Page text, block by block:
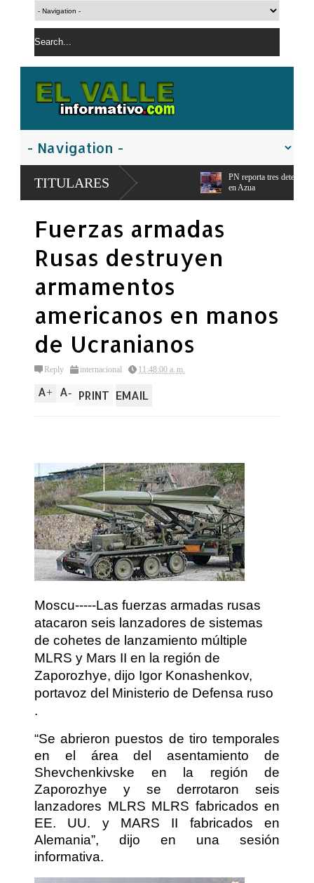
TITULARES
PN reporta tres detenidos y ocupación de armas y
tenga dinero
Fuerzas armadas
Rusas destruyen
armamentos
americanos en manos
de Ucranianos
Reply internacional 11:48:00 a. m.
A+ A- PRINT EMAIL
Moscu-----Las fuerzas armadas rusas
atacaron seis lanzadores de sistemas
de cohetes de lanzamiento múltiple
MLRS y Mars II en la región de
Zaporozhye, dijo Igor Konashenkov,
portavoz del Ministerio de Defensa ruso
.
“Se abrieron puestos de tiro temporales
en el área del asentamiento de
Shevchenkivske en la región de
Zaporozhye y se derrotaron seis
lanzadores MLRS MLRS fabricados en
EE. UU. y MARS II fabricados en
Alemania”, dijo en una sesión
informativa.